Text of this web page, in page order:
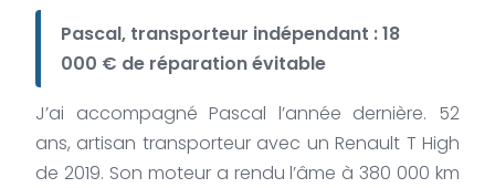
Pascal, transporteur indépendant : 18
000 € de réparation évitable
J’ai accompagné Pascal l’année dernière. 52
ans, artisan transporteur avec un Renault T High
de 2019. Son moteur a rendu l’âme à 380 000 km